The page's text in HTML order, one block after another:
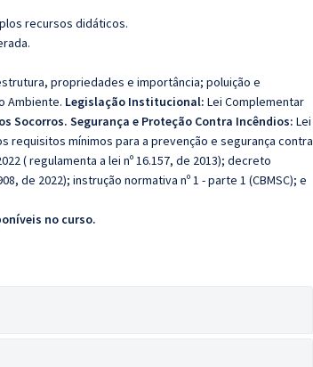
recursos didáticos.
propriedades e importância; poluição e
Ambiente. Legislação Institucional: Lei Complementar
Socorros. Segurança e Proteção Contra Incêndios: Lei
requisitos mínimos para a prevenção e segurança contra
( regulamenta a lei nº 16.157, de 2013); decreto
de 2022); instrução normativa nº 1 - parte 1 (CBMSC); e
no curso.